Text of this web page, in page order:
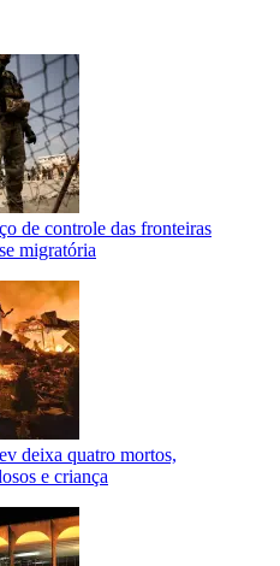
de controle das fronteiras
migratória
deixa quatro mortos,
e criança